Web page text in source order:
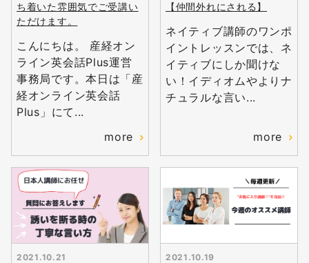
ち着いた雰囲気でご受講い
ただけます。
こんにちは。 産経オン
ライン英会話Plus運営
事務局です。本日は「産
経オンライン英会話
Plus」にて...
more
【仲間外れにされる】
ネイティブ講師のワンポ
イントレッスンでは、ネ
イティブにしか聞けな
い！イディオムやよりナ
チュラルな言い...
more
2021.10.21 2021.10.19